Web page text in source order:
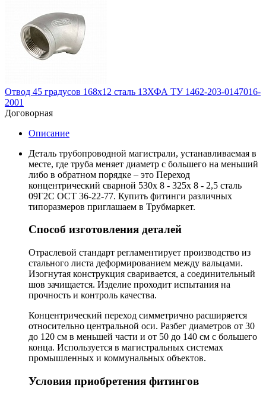
Отвод 45 градусов 168х12 сталь 13ХФА ТУ 1462-203-0147016-
2001
Договорная
Описание
Деталь трубопроводной магистрали, устанавливаемая в
месте, где труба меняет диаметр с большего на меньший
либо в обратном порядке – это Переход
концентрический сварной 530х 8 - 325х 8 - 2,5 сталь
09Г2С ОСТ 36-22-77. Купить фитинги различных
типоразмеров приглашаем в Трубмаркет.
Способ изготовления деталей
Отраслевой стандарт регламентирует производство из
стального листа деформированием между вальцами.
Изогнутая конструкция сваривается, а соединительный
шов зачищается. Изделие проходит испытания на
прочность и контроль качества.
Концентрический переход симметрично расширяется
относительно центральной оси. Разбег диаметров от 30
до 120 см в меньшей части и от 50 до 140 см с большего
конца. Используется в магистральных системах
промышленных и коммунальных объектов.
Условия приобретения фитингов